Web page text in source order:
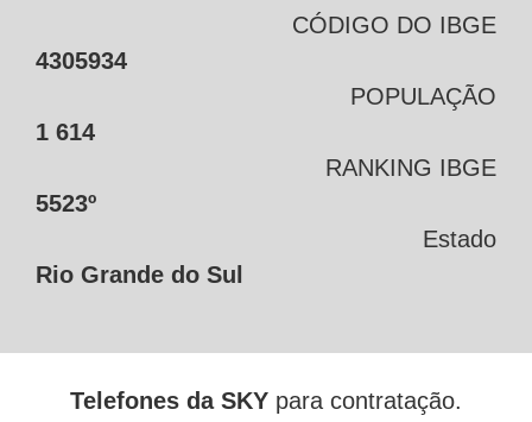
CÓDIGO DO IBGE
4305934
POPULAÇÃO
1 614
RANKING IBGE
5523º
Estado
Rio Grande do Sul
Telefones da SKY para contratação.